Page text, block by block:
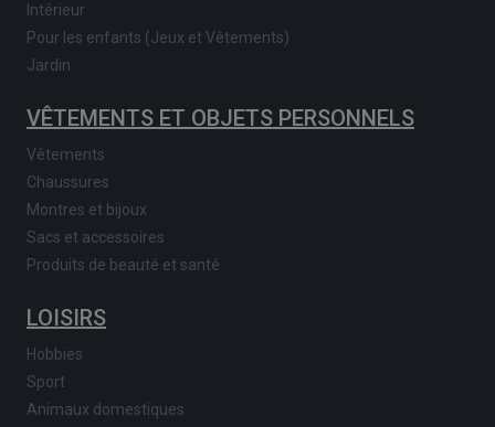
Intérieur
Pour les enfants (Jeux et Vêtements)
Jardin
VÊTEMENTS ET OBJETS PERSONNELS
Vêtements
Chaussures
Montres et bijoux
Sacs et accessoires
Produits de beauté et santé
LOISIRS
Hobbies
Sport
Animaux domestiques